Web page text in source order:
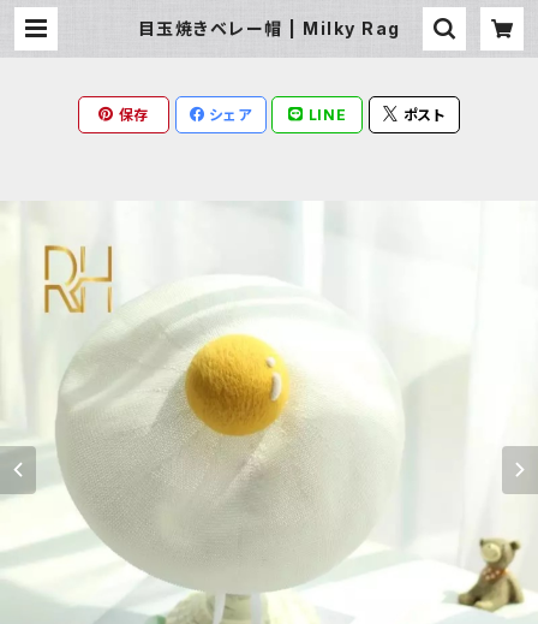
目玉焼きベレー帽 | Milky Rag
保存 シェア LINE ポスト